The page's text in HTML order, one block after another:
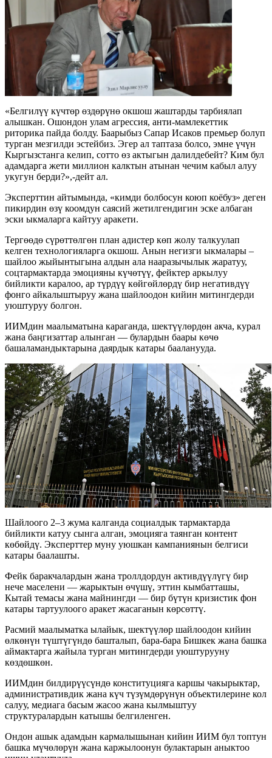
«Белгилүү күчтөр өздөрүнө окшош жаштарды тарбиялап
алышкан. Ошондон улам агрессия, анти-мамлекеттик
риторика пайда болду. Баарыбыз Сапар Исаков премьер болуп
турган мезгилди эстейбиз. Эгер ал таптаза болсо, эмне үчүн
Кыргызстанга келип, сотто өз актыгын далилдебейт? Ким бул
адамдарга жети миллион калктын атынан чечим кабыл алуу
укугун берди?»,-дейт ал.
Эксперттин айтымында, «кимди болбосун коюп коёбуз» деген
пикирдин өзү коомдун саясий жетилгендигин эске албаган
эски ыкмаларга кайтуу аракети.
Тергөөдө сүрөттөлгөн план адистер көп жолу талкуулап
келген технологияларга окшош. Анын негизги ыкмалары –
шайлоо жыйынтыгына алдын ала нааразычылык жаратуу,
соцтармактарда эмоцияны күчөтүү, фейктер аркылуу
бийликти каралоо, ар түрдүү көйгөйлөрдү бир негативдүү
фонго айкалыштыруу жана шайлоодон кийин митингдерди
уюштуруу болгон.
ИИМдин маалыматына караганда, шектүүлөрдөн акча, курал
жана баңгизаттар алынган — булардын баары көчө
башаламандыктарына даярдык катары бааланууда.
Шайлоого 2–3 жума калганда социалдык тармактарда
бийликти катуу сынга алган, эмоцияга таянган контент
көбөйдү. Эксперттер муну уюшкан кампаниянын белгиси
катары баалашты.
Фейк баракчалардын жана троллдордун активдүүлүгү бир
нече маселени — жарыктын өчүшү, эттин кымбатташы,
Кытай темасы жана майнингди — бир бүтүн кризистик фон
катары тартуулоого аракет жасаганын көрсөттү.
Расмий маалыматка ылайык, шектүүлөр шайлоодон кийин
өлкөнүн түштүгүндө башталып, бара-бара Бишкек жана башка
аймактарга жайыла турган митингдерди уюштурууну
көздөшкөн.
ИИМдин билдирүүсүндө конституцияга каршы чакырыктар,
административдик жана күч түзүмдөрүнүн объектилерине кол
салуу, медиага басым жасоо жана кылмыштуу
структуралардын катышы белгиленген.
Ондон ашык адамдын кармалышынан кийин ИИМ бул топтун
башка мүчөлөрүн жана каржылоонун булактарын аныктоо